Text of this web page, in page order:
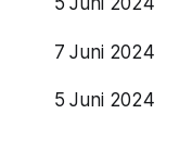
7 Juni 2024
5 Juni 2024